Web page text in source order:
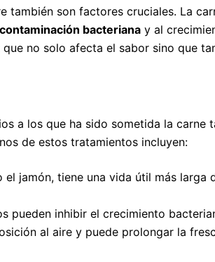
también son factores cruciales. La
contaminación bacteriana y al
que no solo afecta el sabor sino que
a los que ha sido sometida la carne
de estos tratamientos incluyen:
el jamón, tiene una vida útil más
pueden inhibir el crecimiento
al aire y puede prolongar la